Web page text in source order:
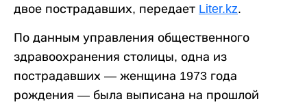
двое пострадавших, передает Liter.kz.
По данным управления общественного
здравоохранения столицы, одна из
пострадавших — женщина 1973 года
рождения — была выписана на прошлой